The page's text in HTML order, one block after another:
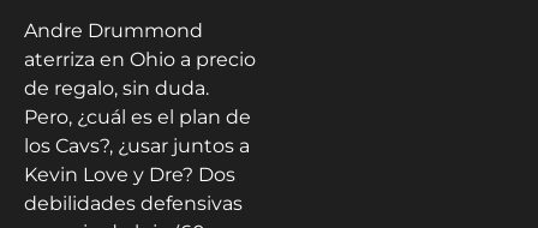
Andre Drummond
aterriza en Ohio a precio
de regalo, sin duda.
Pero, ¿cuál es el plan de
los Cavs?, ¿usar juntos a
Kevin Love y Dre? Dos
debilidades defensivas